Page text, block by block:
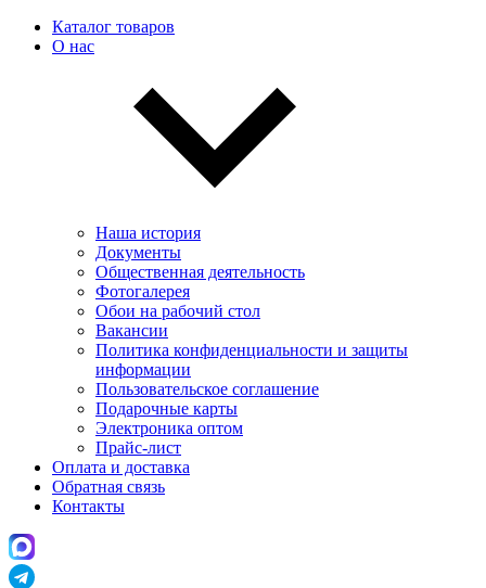
Каталог товаров
О нас
Наша история
Документы
Общественная деятельность
Фотогалерея
Обои на рабочий стол
Вакансии
Политика конфиденциальности и защиты
информации
Пользовательскоe соглашение
Подарочные карты
Электроника оптом
Прайс-лист
Оплата и доставка
Обратная связь
Контакты